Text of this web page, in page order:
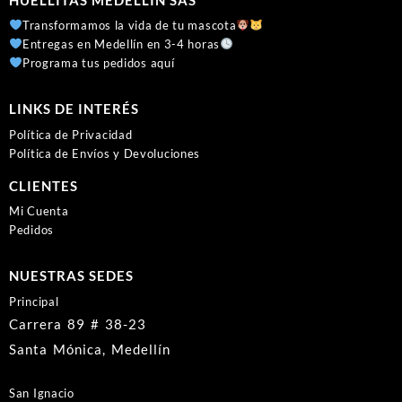
Transformamos la vida de tu mascota
Entregas en Medellín en 3-4 horas
Programa tus pedidos aquí
LINKS DE INTERÉS
Política de Privacidad
Política de Envíos y Devoluciones
CLIENTES
Mi Cuenta
Pedidos
NUESTRAS SEDES
Principal
Carrera 89 # 38-23
Santa Mónica, Medellín
San Ignacio